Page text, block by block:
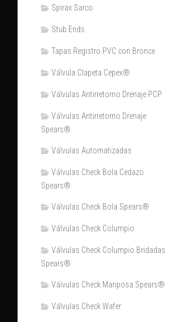
Spirax Sarco
Stub Ends
Tapas Registro PVC con Bronce
Válvula Clapeta Cepex®
Válvulas Antirretorno Drenaje PCP
Válvulas Antirretorno Drenaje
Spears®
Válvulas Automatizadas
Válvulas Check Bola Cedazo
Spears®
Válvulas Check Bola Spears®
Válvulas Check Columpio
Válvulas Check Columpio Bridadas
Spears®
Válvulas Check Mariposa Spears®
Válvulas Check Wafer